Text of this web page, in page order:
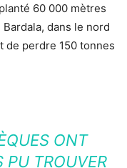
60 000 mètres
dans le nord
de perdre 150 tonnes
ONT
PU TROUVER